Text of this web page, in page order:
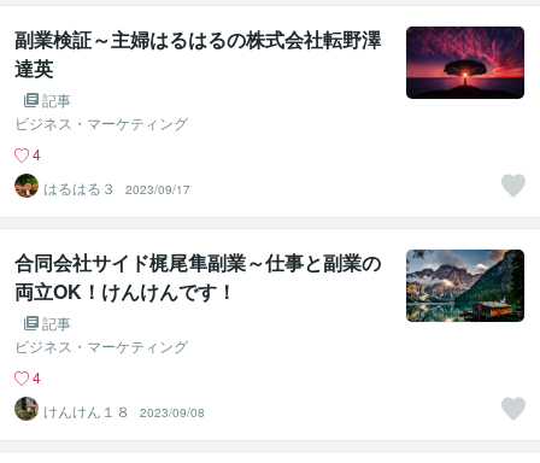
副業検証～主婦はるはるの株式会社転野澤
達英
記事
ビジネス・マーケティング
4
はるはる３
2023/09/17
合同会社サイド梶尾隼副業～仕事と副業の
両立OK！けんけんです！
記事
ビジネス・マーケティング
4
けんけん１８
2023/09/08